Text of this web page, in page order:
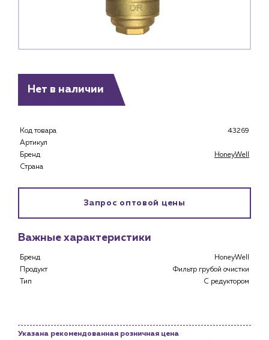
Специализированным магазинам
Снабженцам и подрядным организациям
Услуги
Водоснабжение и теплоснабжение
Нет в наличии
Код товара
43269
Артикул
Бренд
HoneyWell
Страна
Запрос оптовой цены
Важные характеристики
Бренд
HoneyWell
Продукт
Фильтр грубой очистки
Тип
С редуктором
Указана рекомендованная розничная цена